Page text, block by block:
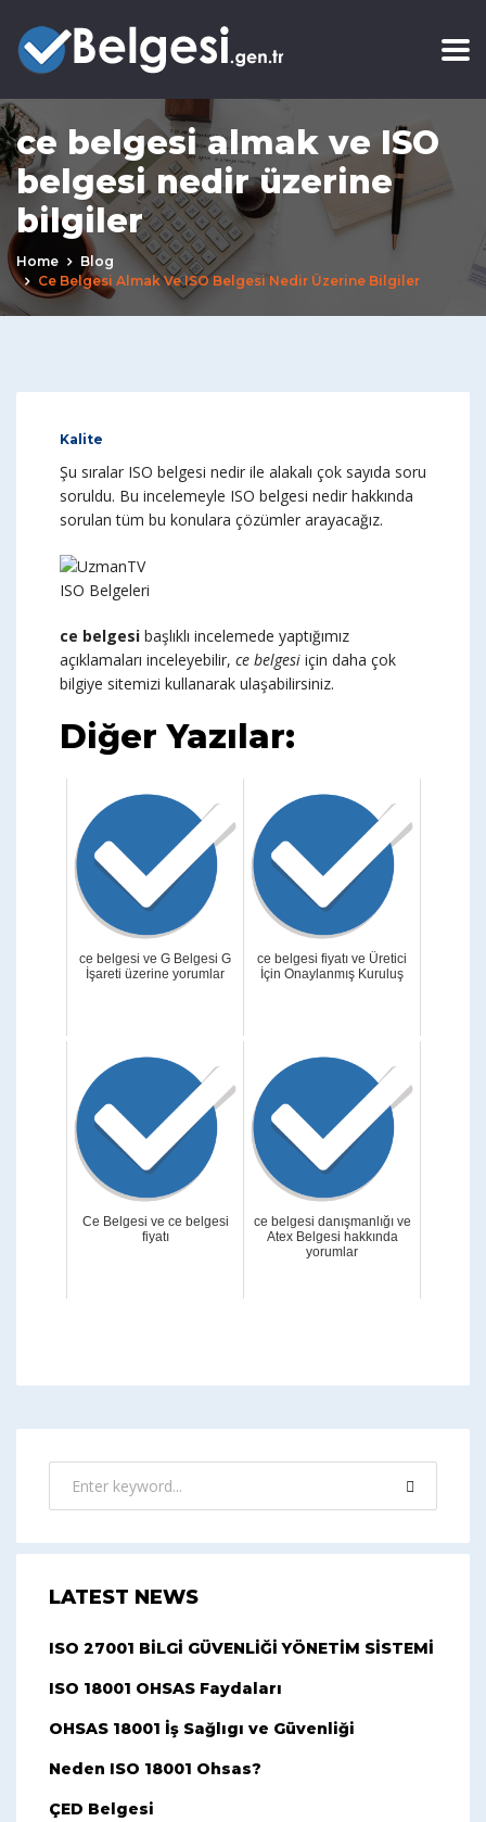
ce belgesi almak ve ISO
belgesi nedir üzerine
bilgiler
Home
Blog
Ce Belgesi Almak Ve ISO Belgesi Nedir Üzerine Bilgiler
Kalite
Şu sıralar ISO belgesi nedir ile alakalı çok sayıda soru
soruldu. Bu incelemeyle ISO belgesi nedir hakkında
sorulan tüm bu konulara çözümler arayacağız.
ISO Belgeleri
ce belgesi başlıklı incelemede yaptığımız
açıklamaları inceleyebilir, ce belgesi için daha çok
bilgiye sitemizi kullanarak ulaşabilirsiniz.
Diğer Yazılar:
ce belgesi ve G Belgesi G
İşareti üzerine yorumlar
ce belgesi fiyatı ve Üretici
İçin Onaylanmış Kuruluş
Ce Belgesi ve ce belgesi
fiyatı
ce belgesi danışmanlığı ve
Atex Belgesi hakkında
yorumlar
LATEST NEWS
ISO 27001 BİLGİ GÜVENLİĞİ YÖNETİM SİSTEMİ
ISO 18001 OHSAS Faydaları
OHSAS 18001 İş Sağlıgı ve Güvenliği
Neden ISO 18001 Ohsas?
ÇED Belgesi